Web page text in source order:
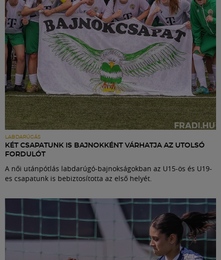
LABDARÚGÁS
KÉT CSAPATUNK IS BAJNOKKÉNT VÁRHATJA AZ UTOLSÓ
FORDULÓT
A női utánpótlás labdarúgó-bajnokságokban az U15-ös és U19-
es csapatunk is bebiztosította az első helyét.
Szakosztályok
Meccscenter
Klub
Szolgáltatások
Shop